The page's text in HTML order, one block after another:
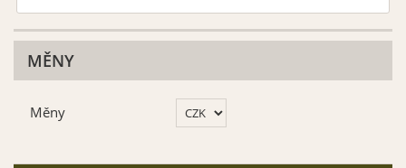
Vybrat Vybrat
MĚNY
Měny